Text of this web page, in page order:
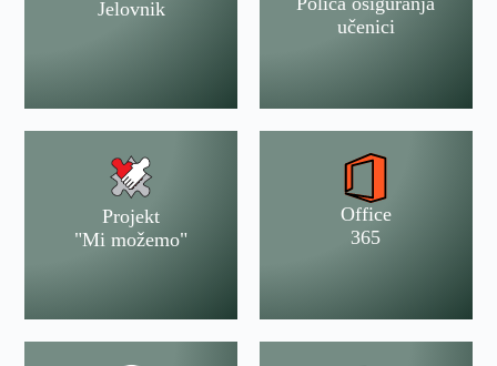
Jelovnik
učenici
Projekt
"Mi možemo"
Office
365